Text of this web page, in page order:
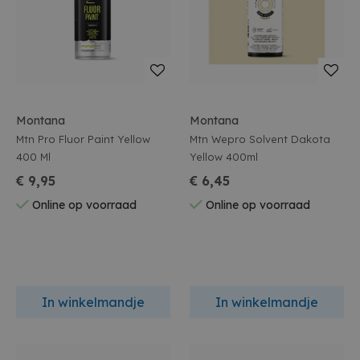
Montana
Mtn Pro Fluor Paint Yellow
400 Ml
€ 9,95
Online op voorraad
In winkelmandje
Montana
Mtn Wepro Solvent Dakota
Yellow 400ml
€ 6,45
Online op voorraad
In winkelmandje